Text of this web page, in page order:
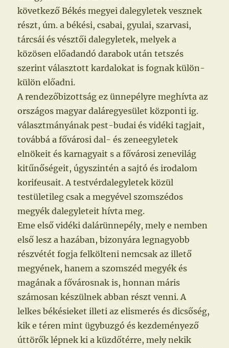
következő Békés megyei dalegyletek vesznek
részt, úm. a békési, csabai, gyulai, szarvasi,
tárcsái és vésztői dalegyletek, melyek a
közösen előadandó darabok után tetszés
szerint választott kardalokat is fognak külön-
külön előadni.
A rendezőbizottság ez ünnepélyre meghívta az
országos magyar daláregyesület központi ig.
választmányának pest-budai és vidéki tagjait,
továbbá a fővárosi dal- és zeneegyletek
elnökeit és karnagyait s a fővárosi zenevilág
kitűnőségeit, úgyszintén a sajtó és irodalom
korifeusait. A testvérdalegyletek közül
testületileg csak a megyével szomszédos
megyék dalegyleteit hívta meg.
Eme első vidéki dalárünnepély, mely e nemben
első lesz a hazában, bizonyára legnagyobb
részvétét fogja felkölteni nemcsak az illető
megyének, hanem a szomszéd megyék és
magának a fővárosnak is, honnan máris
számosan készülnek abban részt venni. A
lelkes békésieket illeti az elismerés és dicsőség,
kik e téren mint ügybuzgó és kezdeményező
úttörők lépnek ki a küzdőtérre, mely nekik